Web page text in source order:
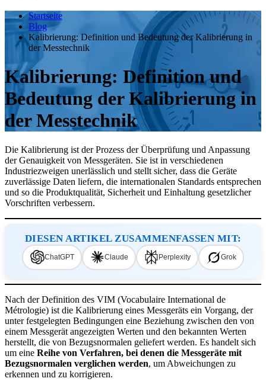
Startseite
Blog
Kalibrierung: Definition und Bedeutung der Kalibrierung in
der Messtechnik
Kalibrierung: Definition und
Bedeutung der Kalibrierung in
der Messtechnik
Die Kalibrierung ist der Prozess der Überprüfung und Anpassung
der Genauigkeit von Messgeräten. Sie ist in verschiedenen
Industriezweigen unerlässlich und stellt sicher, dass die Geräte
zuverlässige Daten liefern, die internationalen Standards entsprechen
und so die Produktqualität, Sicherheit und Einhaltung gesetzlicher
Vorschriften verbessern.
DIESEN ARTIKEL ZUSAMMENFASSEN MIT:
ChatGPT Claude Perplexity Grok
Nach der Definition des VIM (Vocabulaire International de
Métrologie) ist die Kalibrierung eines Messgeräts ein Vorgang, der
unter festgelegten Bedingungen eine Beziehung zwischen den von
einem Messgerät angezeigten Werten und den bekannten Werten
herstellt, die von Bezugsnormalen geliefert werden. Es handelt sich
um eine Reihe von Verfahren, bei denen die Messgeräte mit
Bezugsnormalen verglichen werden, um Abweichungen zu
erkennen und zu korrigieren.